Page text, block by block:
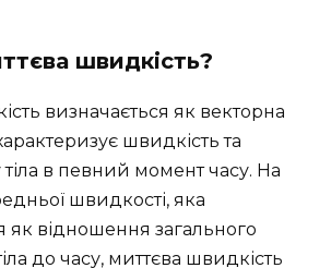
швидкість?
визначається як векторна
швидкість та
в певний момент часу. На
швидкості, яка
як відношення загального
до часу, миттєва швидкість